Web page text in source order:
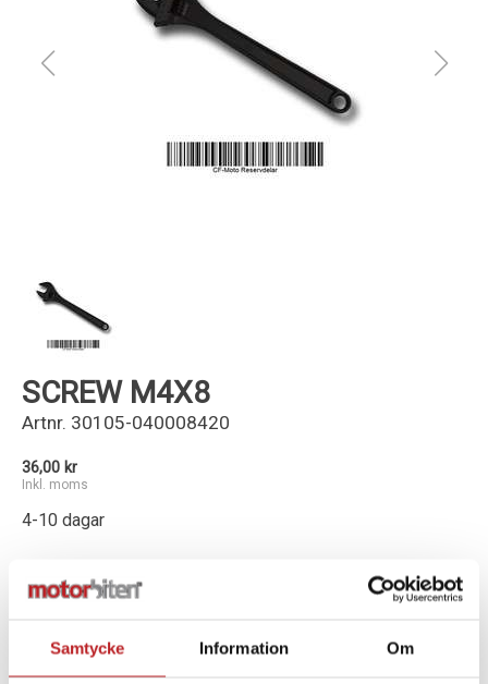
Samtycke Information Om
Reservdelar
Sprängskisser
SCREW M4X8
Artnr. 30105-040008420
36,00 kr
Inkl. moms
4-10 dagar
- +